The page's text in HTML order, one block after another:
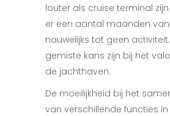
louter als cruise terminal
er een aantal maanden
nauwelijks tot geen
gemiste kans zijn bij het
de jachthaven.
De moeilijkheid bij het
van verschillende functies